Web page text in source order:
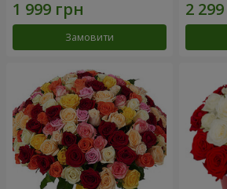
Замовити